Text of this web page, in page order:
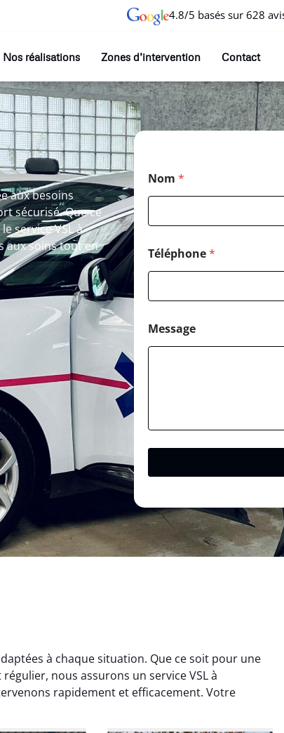
4.8/5 basés sur 628
Nos réalisations Zones d’intervention Contact
aux besoins
sécurisé. Que ce
service VSL à
aux soins tout en
Nom *
Téléphone*
Message
à chaque situation. Que ce soit pour une
nous assurons un service VSL à
rapidement et efficacement. Votre